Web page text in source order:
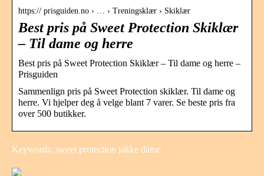
https:// prisguiden.no › … › Treningsklær › Skiklær
Best pris på Sweet Protection Skiklær
– Til dame og herre
Best pris på Sweet Protection Skiklær – Til dame og herre –
Prisguiden
Sammenlign pris på Sweet Protection skiklær. Til dame og
herre. Vi hjelper deg å velge blant 7 varer. Se beste pris fra
over 500 butikker.
Keywords: sweet protection jakke dame